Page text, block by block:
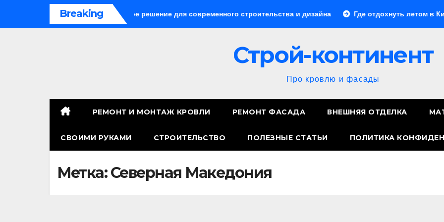
Breaking
панели: универсальное решение для современного строительства и дизайна Где отдохнуть летом в Китае:
Строй-континент
Про кровлю и фасады
РЕМОНТ И МОНТАЖ КРОВЛИ РЕМОНТ ФАСАДА ВНЕШНЯЯ ОТДЕЛКА
СВОИМИ РУКАМИ СТРОИТЕЛЬСТВО ПОЛЕЗНЫЕ СТАТЬИ ПОЛИТИКА
Метка:Северная Македония